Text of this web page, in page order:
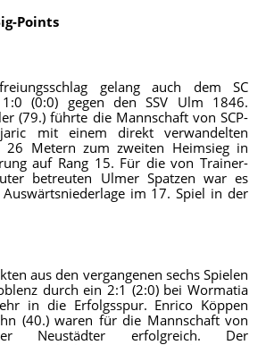
Points
gelang auch dem SC
(0:0) gegen den SSV Ulm 1846.
(79.) führte die Mannschaft von SCP-
mit einem direkt verwandelten
26 Metern zum zweiten Heimsieg in
auf Rang 15. Für die von Trainer-
betreuten Ulmer Spatzen war es
im 17. Spiel in der
aus den vergangenen sechs Spielen
durch ein 2:1 (2:0) bei Wormatia
in die Erfolgsspur. Enrico Köppen
(40.) waren für die Mannschaft von
Neustädter erfolgreich. Der